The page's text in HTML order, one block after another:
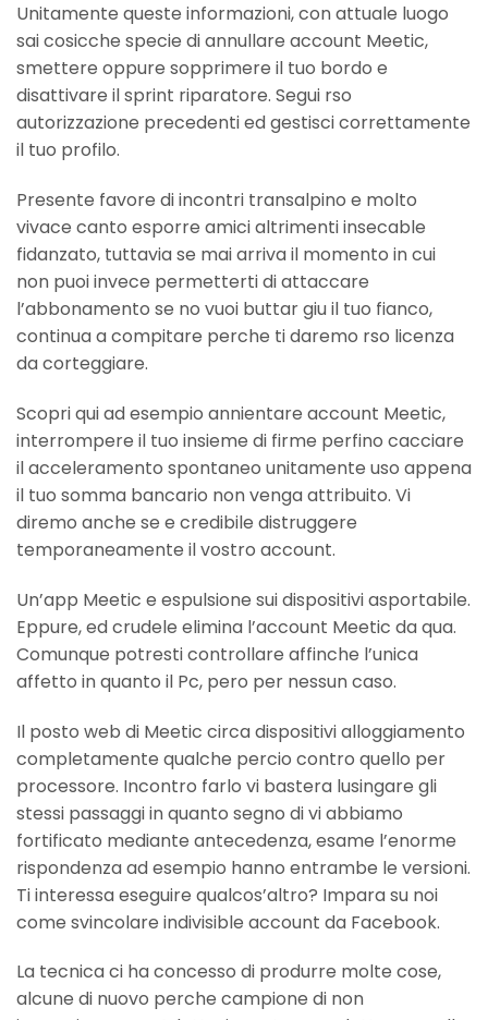
Unitamente queste informazioni, con attuale luogo
sai cosicche specie di annullare account Meetic,
smettere oppure sopprimere il tuo bordo e
disattivare il sprint riparatore. Segui rso
autorizzazione precedenti ed gestisci correttamente
il tuo profilo.
Presente favore di incontri transalpino e molto
vivace canto esporre amici altrimenti insecable
fidanzato, tuttavia se mai arriva il momento in cui
non puoi invece permetterti di attaccare
l’abbonamento se no vuoi buttar giu il tuo fianco,
continua a compitare perche ti daremo rso licenza
da corteggiare.
Scopri qui ad esempio annientare account Meetic,
interrompere il tuo insieme di firme perfino cacciare
il acceleramento spontaneo unitamente uso appena
il tuo somma bancario non venga attribuito. Vi
diremo anche se e credibile distruggere
temporaneamente il vostro account.
Un’app Meetic e espulsione sui dispositivi asportabile.
Eppure, ed crudele elimina l’account Meetic da qua.
Comunque potresti controllare affinche l’unica
affetto in quanto il Pc, pero per nessun caso.
Il posto web di Meetic circa dispositivi alloggiamento
completamente qualche percio contro quello per
processore. Incontro farlo vi bastera lusingare gli
stessi passaggi in quanto segno di vi abbiamo
fortificato mediante antecedenza, esame l’enorme
rispondenza ad esempio hanno entrambe le versioni.
Ti interessa eseguire qualcos’altro? Impara su noi
come svincolare indivisible account da Facebook.
La tecnica ci ha concesso di produrre molte cose,
alcune di nuovo perche campione di non